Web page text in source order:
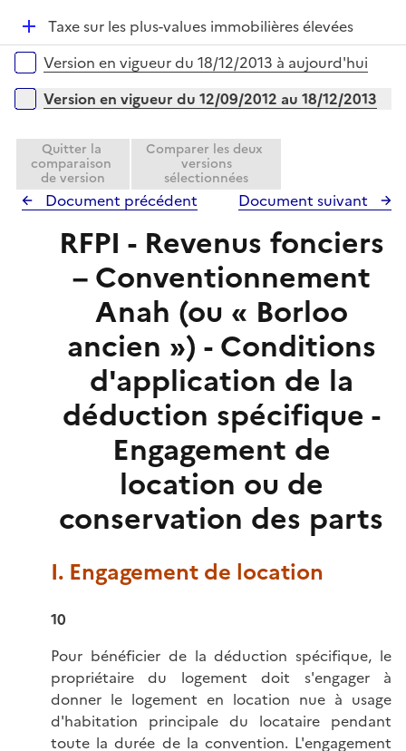
e
r
D
é
p
e
r
Taxe sur les plus-values immobilières élevées
Versions sur la période
Version en vigueur du 18/12/2013 à aujourd'hui
Version en vigueur du 12/09/2012 au 18/12/2013
Quitter la
comparaison
de version
Comparer les deux
versions
sélectionnées
Document précédent Document suivant
RFPI - Revenus fonciers
– Conventionnement
Anah (ou « Borloo
ancien ») - Conditions
d'application de la
déduction spécifique -
Engagement de
location ou de
conservation des parts
I. Engagement de location
10
Pour bénéficier de la déduction spécifique, le
propriétaire du logement doit s'engager à
donner le logement en location nue à usage
d'habitation principale du locataire pendant
toute la durée de la convention. L'engagement